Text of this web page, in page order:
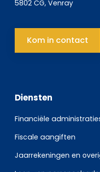
5802 CG, Venray
Kom in contact
Diensten
Financiële
Fiscale aangiften
Jaarrekeningen en